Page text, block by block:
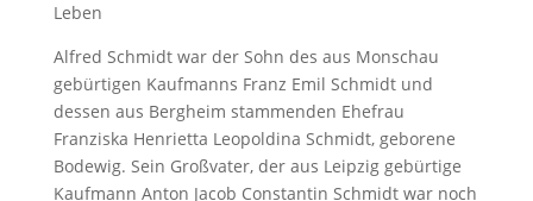
Leben
Alfred Schmidt war der Sohn des aus Monschau
gebürtigen Kaufmanns Franz Emil Schmidt und
dessen aus Bergheim stammenden Ehefrau
Franziska Henrietta Leopoldina Schmidt, geborene
Bodewig. Sein Großvater, der aus Leipzig gebürtige
Kaufmann Anton Jacob Constantin Schmidt war noch